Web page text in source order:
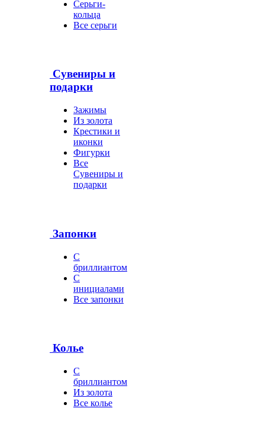
Серьги-
кольца
Все серьги
Сувениры и
подарки
Зажимы
Из золота
Крестики и
иконки
Фигурки
Все
Сувениры и
подарки
Запонки
С
бриллиантом
С
инициалами
Все запонки
Колье
С
бриллиантом
Из золота
Все колье